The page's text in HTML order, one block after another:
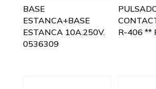
BASE
ESTANCA+BASE
ESTANCA 10A.250V.
0536309
R-406 **